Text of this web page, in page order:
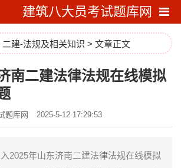
建筑八大员考试题库网
二建-法规及相关知识 > 文章正文
南二建法律法规在线模拟
题库网 2025-5-12 17:29:53
2025年山东济南二建法律法规在线模拟